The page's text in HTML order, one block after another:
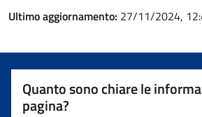
Ultimo aggiornamento: 27/11/2024,
Quanto sono chiare le
pagina?